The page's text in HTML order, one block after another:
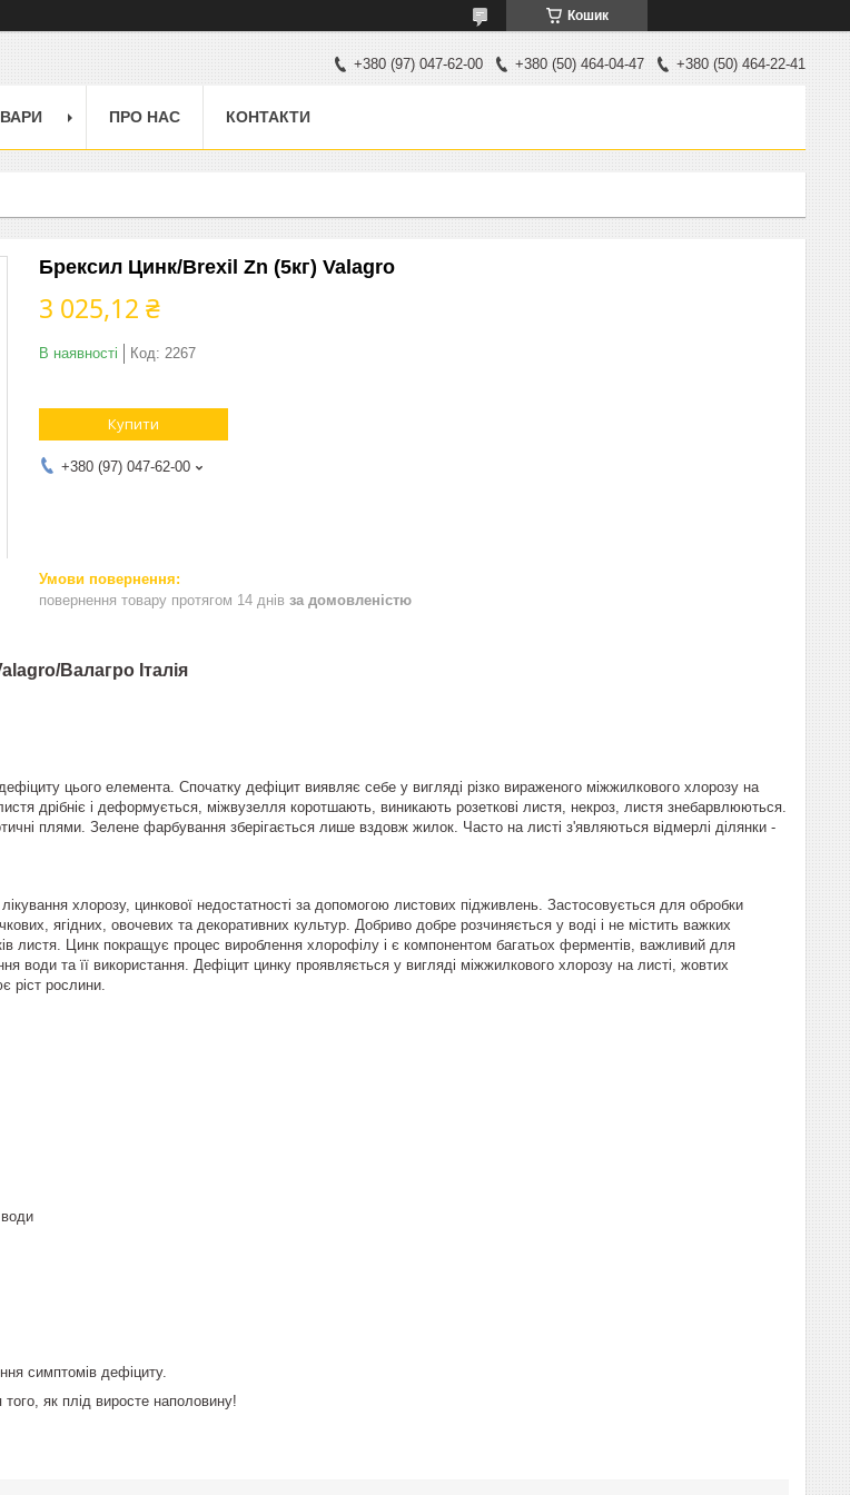
Кошик
+380 (97) 047-62-00 +380 (50) 464-04-47 +380 (50) 464-22-41
ПРО НАС КОНТАКТИ
Брексил Цинк/Brexil Zn (5кг) Valagro
3 025,12 ₴
В наявності Код: 2267
Купити
+380 (97) 047-62-00
повернення товару протягом 14 днів за домовленістю
Валагро Італія
цього елемента. Спочатку дефіцит виявляє себе у вигляді різко вираженого міжжилкового хлорозу на
дрібніє і деформується, міжвузелля коротшають, виникають розеткові листя, некроз, листя знебарвлюються.
плями. Зелене фарбування зберігається лише вздовж жилок. Часто на листі з'являються відмерлі ділянки -
хлорозу, цинкової недостатності за допомогою листових підживлень. Застосовується для обробки
ягідних, овочевих та декоративних культур. Добриво добре розчиняється у воді і не містить важких
листя. Цинк покращує процес вироблення хлорофілу і є компонентом багатьох ферментів, важливий для
води та її використання. Дефіцит цинку проявляється у вигляді міжжилкового хлорозу на листі, жовтих
ріст рослини.
симптомів дефіциту.
як плід виросте наполовину!